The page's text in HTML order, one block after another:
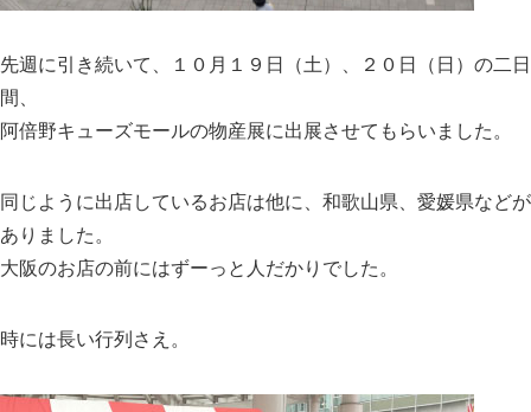
先週に引き続いて、１０月１９日（土）、２０日（日）の二日
間、
阿倍野キューズモールの物産展に出展させてもらいました。
同じように出店しているお店は他に、和歌山県、愛媛県などが
ありました。
大阪のお店の前にはずーっと人だかりでした。
時には長い行列さえ。